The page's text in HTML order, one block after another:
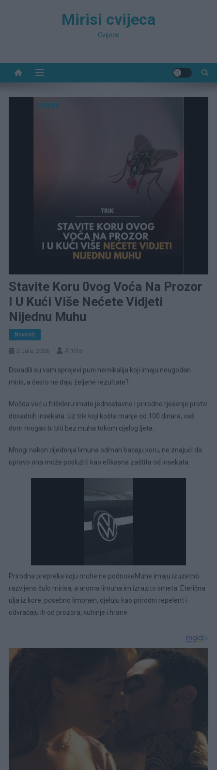
Mirisi cvijeca
Cvijece
Stavite Koru 0vog Voća Na Prozor
I U Kući Više Nećete Vidjeti
Nijednu Muhu
Novosti
2 Jula, 2026 Amila
Dosadili su vam sprejevi puni hemikalija koji imaju neugodan
miris, a često ne daju željene rezultate?
Možda već u frižideru imate jednostavno i prirodno rješenje protiv
dosadnih insekata. Uz trik koji košta manje od 100 dinara, vaš
dom mogao bi biti bez muha tokom cijelog ljeta.
Mnogi nakon cijeđenja limuna odmah bacaju koru, ne znajući da
upravo ona može poslužiti kao efikasna zaštita od insekata.
Prirodna prepreka koju muhe ne podnoseMuhe imaju izuzetno
razvijeno čulo mirisa, a aroma limuna im izrazito smeta. Eterična
ulja iz kore, posebno limonen, djeluju kao prirodni repelent i
odvraćaju ih od prozora, kuhinje i hrane.